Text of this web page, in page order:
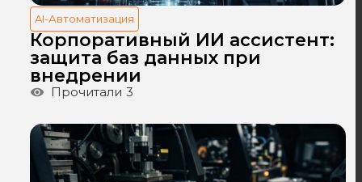
AI-Автоматизация
Корпоративный ИИ ассистент:
защита баз данных при
внедрении
Прочитали 3